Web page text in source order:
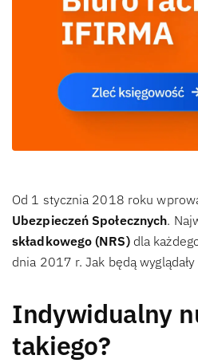
Od 1 stycznia 2018 roku
Ubezpieczeń Społecznych.
składkowego (NRS)dla
dnia 2017 r. Jak będą
Indywidualny
takiego?